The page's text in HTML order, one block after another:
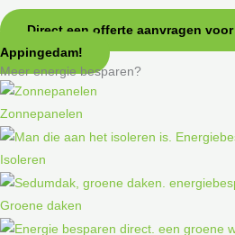
Direct een offerte aanvragen
Appingedam!
Meer energie besparen?
Zonnepanelen
Isoleren
Groene daken